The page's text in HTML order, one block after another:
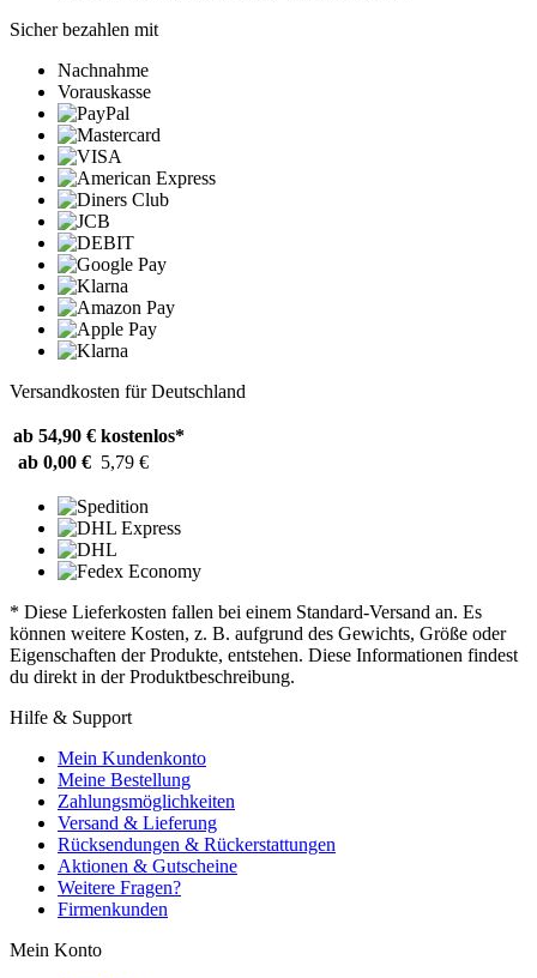
Sicher bezahlen mit
Nachnahme
Vorauskasse
Versandkosten für Deutschland
ab 54,90 € kostenlos*
ab 0,00 € 5,79 €
* Diese Lieferkosten fallen bei einem Standard-Versand an. Es
können weitere Kosten, z. B. aufgrund des Gewichts, Größe oder
Eigenschaften der Produkte, entstehen. Diese Informationen findest
du direkt in der Produktbeschreibung.
Hilfe & Support
Mein Kundenkonto
Meine Bestellung
Zahlungsmöglichkeiten
Versand & Lieferung
Rücksendungen & Rückerstattungen
Aktionen & Gutscheine
Weitere Fragen?
Firmenkunden
Mein Konto